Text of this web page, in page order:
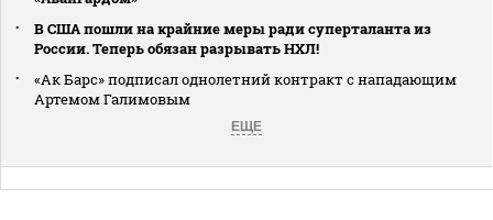
В США пошли на крайние меры ради суперталанта из
России. Теперь обязан разрывать НХЛ!
«Ак Барс» подписал однолетний контракт с нападающим
Артемом Галимовым
ЕЩЕ